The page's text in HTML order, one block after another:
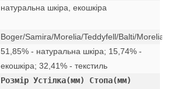
натуральна шкіра, екошкіра
Boger/Samira/Morelia/Teddyfell/Balti/Morelia
51,85% - натуральна шкіра; 15,74% -
екошкіра; 32,41% - текстиль
Розмір Устілка(мм) Стопа(мм)